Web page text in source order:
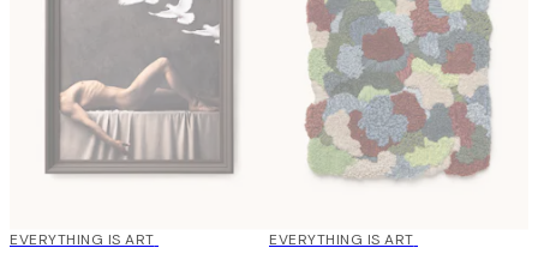
EVERYTHING IS ART EVERYTHING IS ART